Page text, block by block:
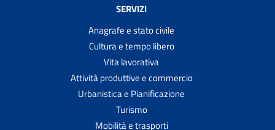
SERVIZI
Anagrafe e stato civile
Cultura e tempo libero
Vita lavorativa
Attività produttive e commercio
Urbanistica e Pianificazione
Turismo
Mobilità e trasporti